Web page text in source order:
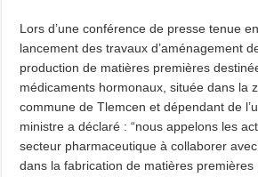
Lors d’une conférence de presse tenue
lancement des travaux d’aménagement
production de matières premières
médicaments hormonaux, située dans la
commune de Tlemcen et dépendant de
ministre a déclaré : “nous appelons les
secteur pharmaceutique à collaborer
dans la fabrication de matières premières